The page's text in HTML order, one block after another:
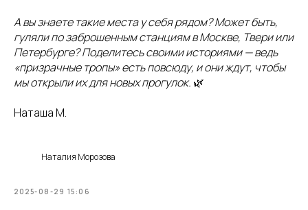
А вы знаете такие места у себя рядом? Может быть,
гуляли по заброшенным станциям в Москве, Твери или
Петербурге? Поделитесь своими историями — ведь
«призрачные тропы» есть повсюду, и они ждут, чтобы
мы открыли их для новых прогулок. 🌿
Наташа М.
Наталия Морозова
2025-08-29 15:06